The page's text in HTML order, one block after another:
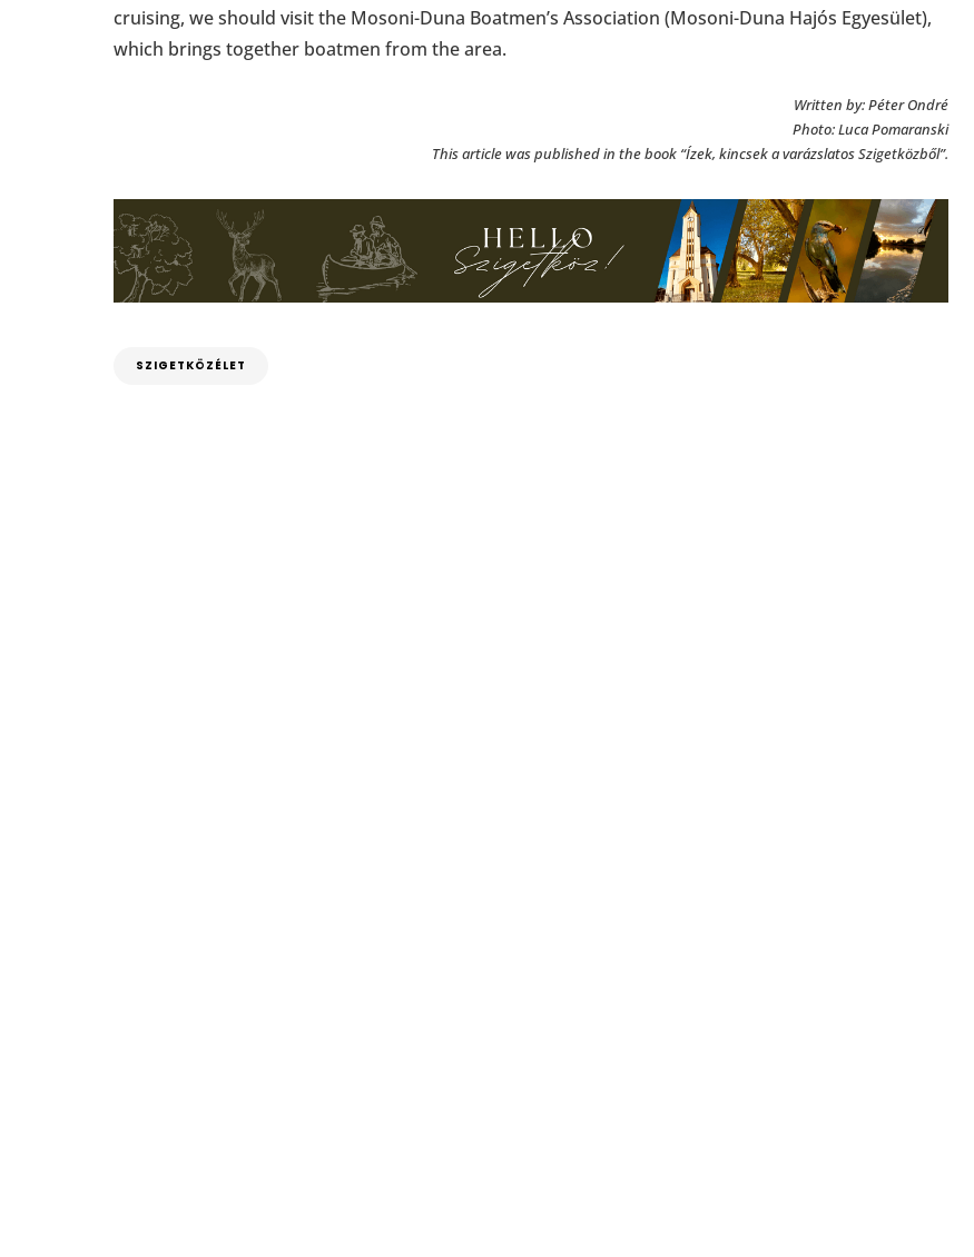
cruising, we should visit the Mosoni-Duna Boatmen’s Association (Mosoni-Duna Hajós Egyesület),
which brings together boatmen from the area.
Written by: Péter Ondré
Photo: Luca Pomaranski
This article was published in the book “Ízek, kincsek a varázslatos Szigetközből”.
SZIGETKÖZÉLET